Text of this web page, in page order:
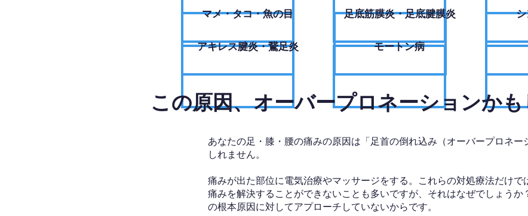
​マメ・タコ・魚の目
アキレス腱炎・鵞足炎
足底筋膜炎・足底腱膜炎
モートン病
この原因、オーバープロネーションかも
あなたの足・膝・腰の痛みの原因は「足首の倒れ込み（オーバープロネー
しれません。
痛みが出た部位に電気治療やマッサージをする。これらの対処療法だけで
痛みを解決することができないことも多いですが、それはなぜでしょうか
の根本原因に対してアプローチしていないからです。